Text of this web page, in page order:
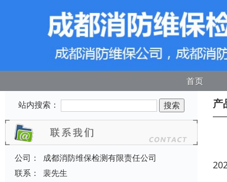
首页
站内搜索：
公司：
成都消防维保检测有限责任公司
联系：
裴先生
产